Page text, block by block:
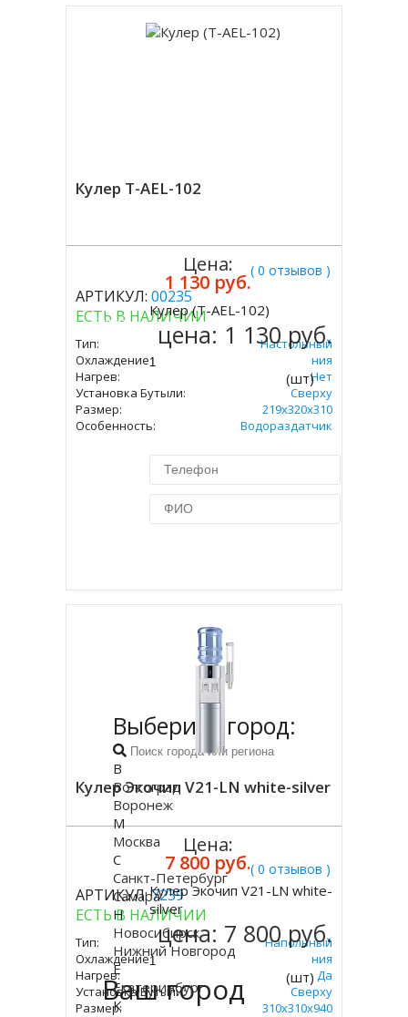
Кулер T-AEL-102
( 0 отзывов )
АРТИКУЛ: 00235
ЕСТЬ В НАЛИЧИИ
Тип:
Настольный
Охлаждение:
Без Охлаждения
Нагрев:
Нет
Установка Бутыли:
Сверху
Размер:
219х320х310
Особенность:
Водораздатчик
Цена:
1 130 руб.
Купить
Кулер (T-AEL-102)
цена: 1 130 руб.
(шт)
Кулер Экочип V21-LN white-silver
( 0 отзывов )
АРТИКУЛ:7239
ЕСТЬ В НАЛИЧИИ
Тип:
Напольный
Охлаждение:
Без Охлаждения
Нагрев:
Да
Установка Бутыли:
Сверху
Размер:
310х310х940
Цена:
7 800 руб.
Купить
Кулер Экочип V21-LN white-
silver
цена: 7 800 руб.
(шт)
Ваш город
Выберите город:
В
Волгоград
Воронеж
М
Москва
С
Санкт-Петербург
Самара
Н
Новосибирск
Нижний Новгород
Е
Екатеринбург
К